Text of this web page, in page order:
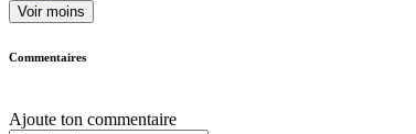
Voir moins
Commentaires
Ajoute ton commentaire